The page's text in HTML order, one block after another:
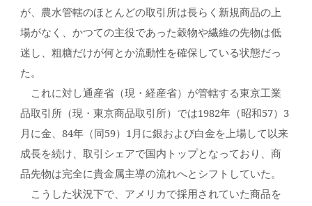
が、農水管轄のほとんどの取引所は長らく新規商品の上
場がなく、かつての主役であった穀物や繊維の先物は低
迷し、粗糖だけが何とか流動性を確保している状態だっ
た。
これに対し通産省（現・経産省）が管轄する東京工業
品取引所（現・東京商品取引所）では1982年（昭和57）3
月に金、84年（同59）1月に銀および白金を上場して以来
成長を続け、取引シェアで国内トップとなっており、商
品先物は完全に貴金属主導の流れへとシフトしていた。
こうした状況下で、アメリカで採用されていた商品を